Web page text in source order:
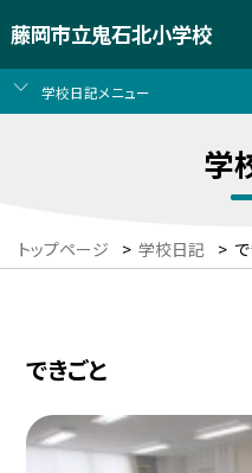
藤岡市立鬼石北小学校
学校日記メニュー
学
トップページ > 学校日記 >
できごと